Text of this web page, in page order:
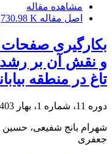
مشاهده مقاله
اصل مقاله 730.98 K
بکارگیری
و نقش آن بر
تاغ در منطقه
دوره 11، شماره 1، بهار 1403، صفحه
شهرام بانج شفیعی،
جعفری